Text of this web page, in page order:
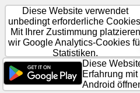
Erstellen
Sie
eine
Seite
Diese Website verwendet
unbedingt erforderliche
Mit Ihrer Zustimmung platzieren
wir Google Analytics-Cookies
Statistiken.
Diese
Erfahrung
Android